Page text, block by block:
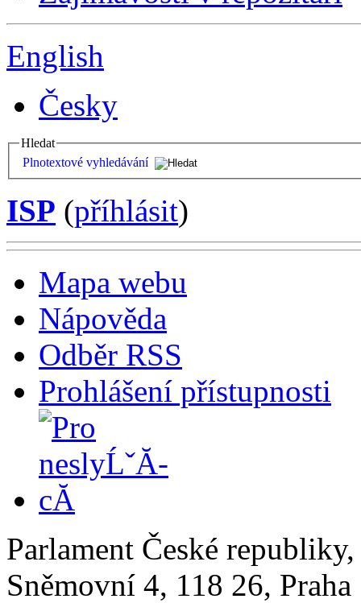
English
Česky
Hledat
Plnotextové vyhledávání
ISP (příhlásit)
Mapa webu
Nápověda
Odběr RSS
Prohlášení přístupnosti
Parlament České
Sněmovní 4, 118 26,